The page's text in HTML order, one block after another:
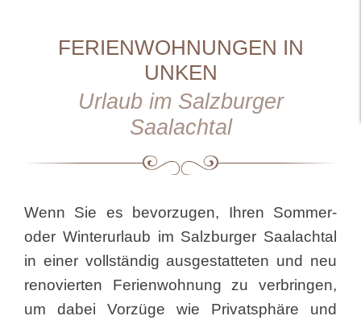
FERIENWOHNUNGEN IN
UNKEN
Urlaub im Salzburger
Saalachtal
Wenn Sie es bevorzugen, Ihren Sommer-
oder Winterurlaub im Salzburger Saalachtal
in einer vollständig ausgestatteten und neu
renovierten Ferienwohnung zu verbringen,
um dabei Vorzüge wie Privatsphäre und